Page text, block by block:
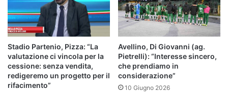
Stadio Partenio, Pizza: “La
valutazione ci vincola per la
cessione: senza vendita,
redigeremo un progetto per il
rifacimento”
Avellino, Di Giovanni (ag.
Pietrelli): “Interesse sincero,
che prendiamo in
considerazione”
10 Giugno 2026